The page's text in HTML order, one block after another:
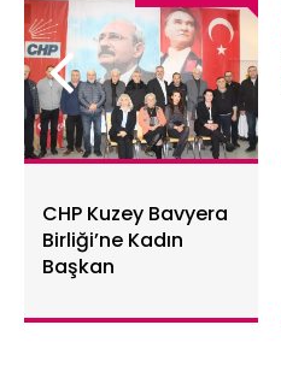
CHP Kuzey Bavyera
Birliği’ne Kadın
Başkan